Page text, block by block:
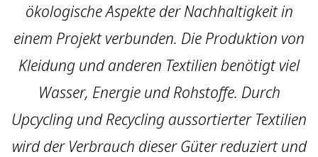
ökologische Aspekte der Nachhaltigkeit in
einem Projekt verbunden. Die Produktion von
Kleidung und anderen Textilien benötigt viel
Wasser, Energie und Rohstoffe. Durch
Upcycling und Recycling aussortierter Textilien
wird der Verbrauch dieser Güter reduziert und